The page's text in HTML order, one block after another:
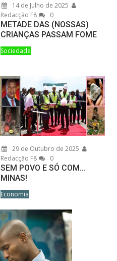
14 de Julho de 2025
Redacção F8
0
METADE DAS (NOSSAS)
CRIANÇAS PASSAM FOME
Sociedade
29 de Outubro de 2025
Redacção F8
0
SEM POVO E SÓ COM…
MINAS!
Economia